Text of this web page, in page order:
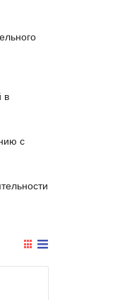
в
с